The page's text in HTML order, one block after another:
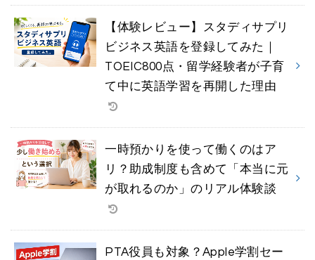
【体験レビュー】スタディサプリ
ビジネス英語を登録してみた｜
TOEIC800点・留学経験者が子育
て中に英語学習を再開した理由
一時預かりを使って働くのはア
リ？助成制度も含めて「本当に元
が取れるのか」のリアル体験談
PTA役員も対象？Apple学割セー